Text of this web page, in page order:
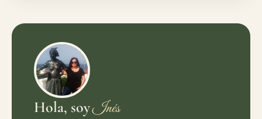
Hola, soyInés